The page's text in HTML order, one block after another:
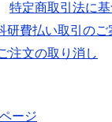
特定商取引法に
研費払い取引のご
注文の取り消し
ージ